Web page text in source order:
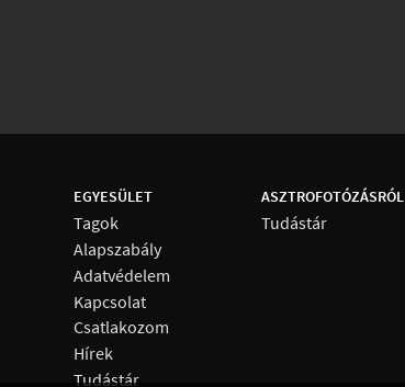
EGYESÜLET
Tagok
Alapszabály
Adatvédelem
Kapcsolat
Csatlakozom
Hírek
Tudástár
ASZTROFOTÓZÁSRÓL
Tudástár